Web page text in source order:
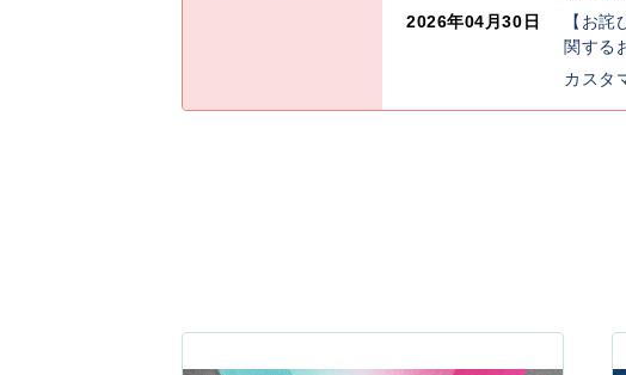
2026年04月30日
【お
関する
カスタ